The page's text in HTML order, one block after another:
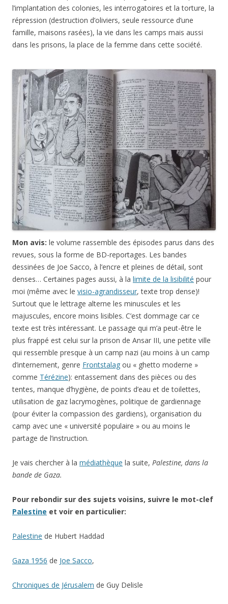
l’implantation des colonies, les interrogatoires et la torture, la
répression (destruction d’oliviers, seule ressource d’une
famille, maisons rasées), la vie dans les camps mais aussi
dans les prisons, la place de la femme dans cette société.
Mon avis: le volume rassemble des épisodes parus dans des
revues, sous la forme de BD-reportages. Les bandes
dessinées de Joe Sacco, à l’encre et pleines de détail, sont
denses… Certaines pages aussi, à la limite de la lisibilité pour
moi (même avec le visio-agrandisseur, texte trop dense)!
Surtout que le lettrage alterne les minuscules et les
majuscules, encore moins lisibles. C’est dommage car ce
texte est très intéressant. Le passage qui m’a peut-être le
plus frappé est celui sur la prison de Ansar III, une petite ville
qui ressemble presque à un camp nazi (au moins à un camp
d’internement, genre Frontstalag ou « ghetto moderne »
comme Térézine): entassement dans des pièces ou des
tentes, manque d’hygiène, de points d’eau et de toilettes,
utilisation de gaz lacrymogènes, politique de gardiennage
(pour éviter la compassion des gardiens), organisation du
camp avec une « université populaire » ou au moins le
partage de l’instruction.
Je vais chercher à la médiathèque la suite, Palestine, dans la
bande de Gaza.
Pour rebondir sur des sujets voisins, suivre le mot-clef
Palestine et voir en particulier:
Palestine de Hubert Haddad
Gaza 1956 de Joe Sacco,
Chroniques de Jérusalem de Guy Delisle